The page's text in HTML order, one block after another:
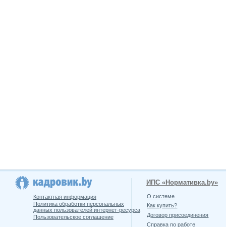
Контактная информация
Политика обработки персональных
данных пользователей интернет-ресурса
Пользовательское соглашение
ИПС «Нормативка.by»
О системе
Как купить?
Договор присоединения
Справка по работе